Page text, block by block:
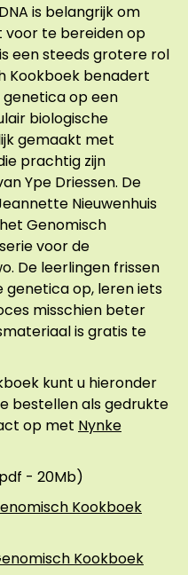
is belangrijk om
te bereiden op
een steeds grotere rol
Kookboek benadert
op een
biologische
gemaakt met
prachtig zijn
Ype Driessen. De
Nieuwenhuis
Genomisch
voor de
De leerlingen frissen
genetica op, leren iets
misschien beter
is gratis te
kunt u hieronder
bestellen als gedrukte
op met Nynke
- 20Mb)
Kookboek
Kookboek